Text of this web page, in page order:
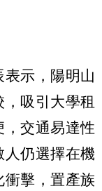
示，陽明山
吸引大學租
，交通易達性
人仍選擇在機
衝擊，置產族